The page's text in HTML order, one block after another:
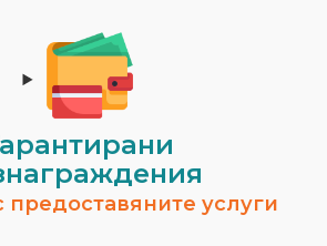
предоставяните услуги